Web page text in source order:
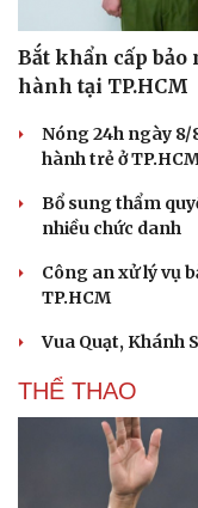
Bắt khẩn cấp bảo
hành tại TP.HCM
Nóng 24h ngày 8/
hành trẻ ở
Bổ sung thẩm
nhiều chức danh
Công an xử lý vụ
TP.HCM
Vua Quạt, Khánh
THỂ THAO